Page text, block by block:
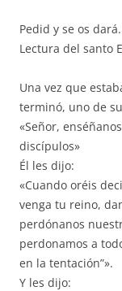
Pedid y se os dará.
Lectura del santo
Una vez que
terminó, uno de
«Señor,
discípulos»
Él les dijo:
«Cuando oréis
venga tu reino,
perdónanos
perdonamos a
en la tentación”».
Y les dijo: